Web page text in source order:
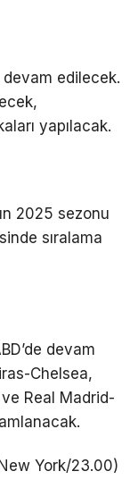
devam edilecek.
yapılacak.
2025 sezonu
sıralama
devam
Chelsea,
Real Madrid-
York/23.00)